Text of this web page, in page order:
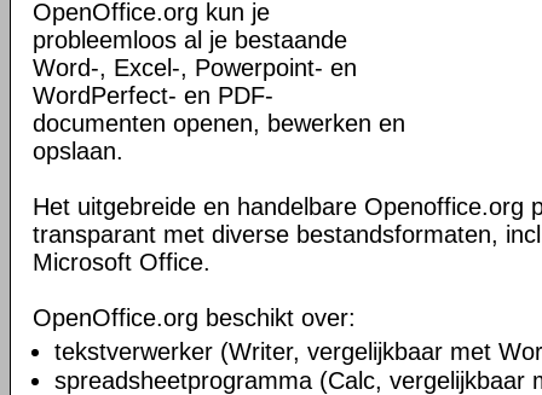
OpenOffice.org kun je
probleemloos al je bestaande
Word-, Excel-, Powerpoint- en
WordPerfect- en PDF-
documenten openen, bewerken en
opslaan.
Het uitgebreide en handelbare Openoffice.org
transparant met diverse bestandsformaten,
Microsoft Office.
OpenOffice.org beschikt over:
tekstverwerker (Writer, vergelijkbaar met
spreadsheetprogramma (Calc, vergelijkbaar